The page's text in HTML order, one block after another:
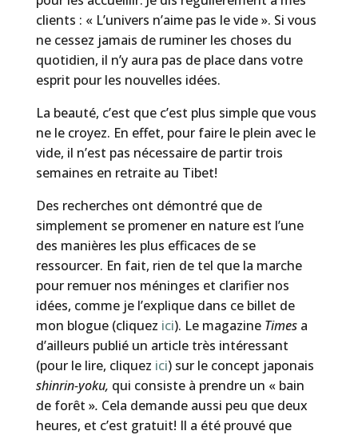
clients : « L’univers n’aime pas le vide ». Si vous
ne cessez jamais de ruminer les choses du
quotidien, il n’y aura pas de place dans votre
esprit pour les nouvelles idées.
La beauté, c’est que c’est plus simple que vous
ne le croyez. En effet, pour faire le plein avec le
vide, il n’est pas nécessaire de partir trois
semaines en retraite au Tibet!
Des recherches ont démontré que de
simplement se promener en nature est l’une
des manières les plus efficaces de se
ressourcer. En fait, rien de tel que la marche
pour remuer nos méninges et clarifier nos
idées, comme je l’explique dans ce billet de
mon blogue (cliquez ici). Le magazine Times a
d’ailleurs publié un article très intéressant
(pour le lire, cliquez ici) sur le concept japonais
shinrin-yoku, qui consiste à prendre un « bain
de forêt ». Cela demande aussi peu que deux
heures, et c’est gratuit! Il a été prouvé que